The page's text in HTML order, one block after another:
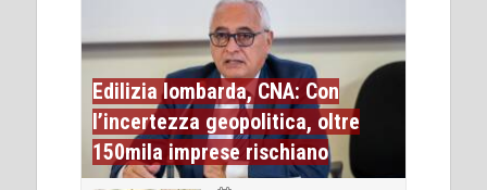
Edilizia lombarda, CNA: Con
l’incertezza geopolitica, oltre
150mila imprese rischiano